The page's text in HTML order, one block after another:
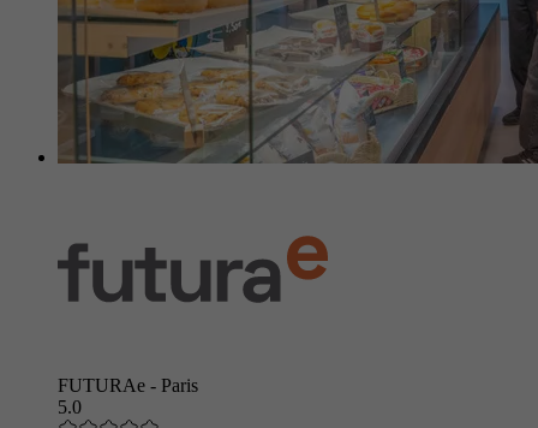
FUTURAe - Paris
5.0